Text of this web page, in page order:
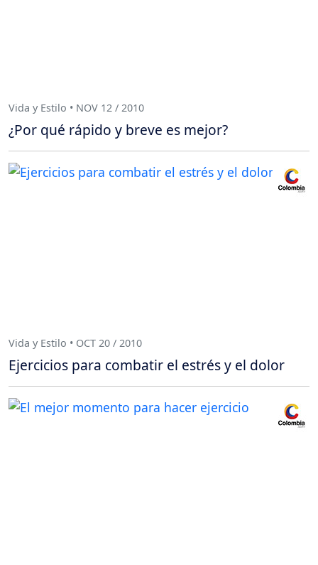
Vida y Estilo • NOV 12 / 2010
¿Por qué rápido y breve es mejor?
Vida y Estilo • OCT 20 / 2010
Ejercicios para combatir el estrés y el dolor